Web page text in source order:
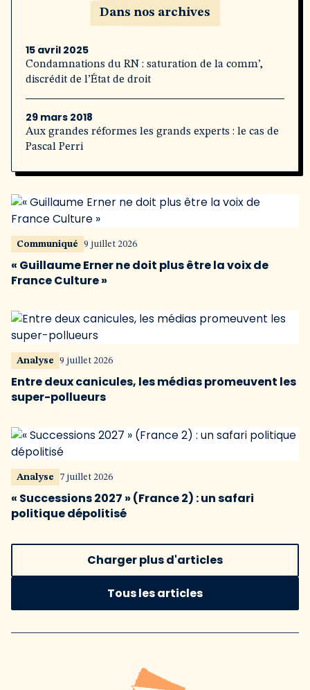
Dans nos archives
15 avril 2025
Condamnations du RN : saturation de la comm’,
discrédit de l’État de droit
29 mars 2018
Aux grandes réformes les grands experts : le cas de
Pascal Perri
Communiqué 9 juillet 2026
« Guillaume Erner ne doit plus être la voix de
France Culture »
Analyse 9 juillet 2026
Entre deux canicules, les médias promeuvent les
super-pollueurs
Analyse 7 juillet 2026
« Successions 2027 » (France 2) : un safari
politique dépolitisé
Charger plus d'articles
Tous les articles